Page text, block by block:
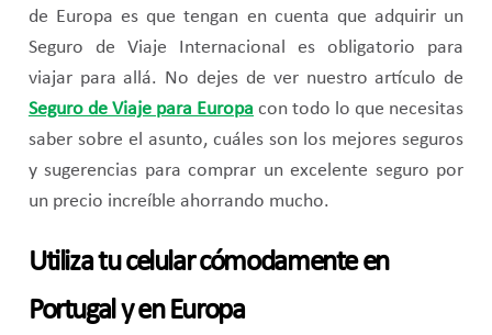
de Europa es que tengan en cuenta que adquirir un
Seguro de Viaje Internacional es obligatorio para
viajar para allá. No dejes de ver nuestro artículo de
Seguro de Viaje para Europa con todo lo que necesitas
saber sobre el asunto, cuáles son los mejores seguros
y sugerencias para comprar un excelente seguro por
un precio increíble ahorrando mucho.
Utiliza tu celular cómodamente en
Portugal y en Europa